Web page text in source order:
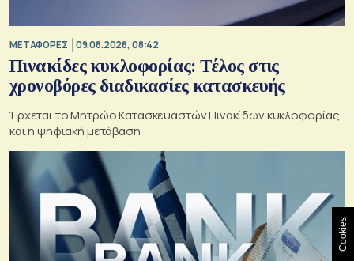
ΜΕΤΑΦΟΡΕΣ 09.08.2026, 08:42
Πινακίδες κυκλοφορίας: Τέλος στις
χρονοβόρες διαδικασίες κατασκευής
Έρχεται το Μητρώο Κατασκευαστών Πινακίδων κυκλοφορίας
και η ψηφιακή μετάβαση
Cookies